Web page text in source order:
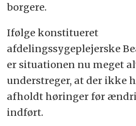
borgere.
Ifølge konstitueret
afdelingssygeplejerske
er situationen nu meget
understreger, at der ikke
afholdt høringer før
indført.